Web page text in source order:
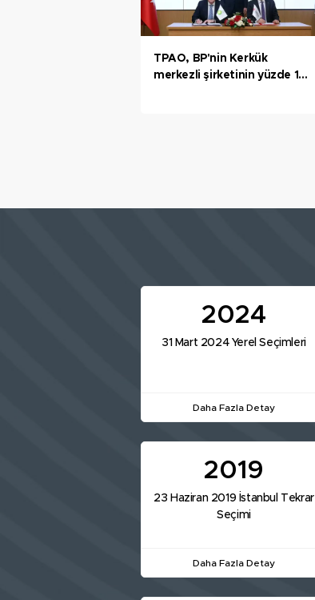
TPAO, BP'nin Kerkük
merkezli şirketinin yüzde 15
2024
31 Mart 2024 Yerel Seçimleri
Daha Fazla Detay
2019
23 Haziran 2019 İstanbul Tekrar
Seçimi
Daha Fazla Detay